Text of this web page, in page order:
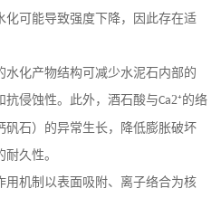
化可能导致强度下降，因此存在适
水化产物结构可减少水泥石内部的
抗侵蚀性。此外，酒石酸与Ca2⁺的络
矾石）的异常生长，降低膨胀破坏
久性。
用机制以表面吸附、离子络合为核